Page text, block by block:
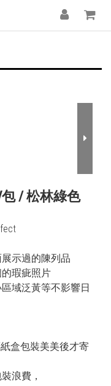
包 / 松林綠色
示過的陳列品
瑕疵照片
域泛黃等不影響日
盒包裝美美後才寄
浪費，